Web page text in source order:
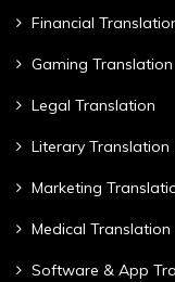
Financial
Gaming Translation
Legal Translation
Literary Translation
Marketing
Medical Translation
Software & App